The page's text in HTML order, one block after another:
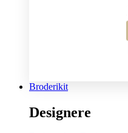
Broderikit
Designere